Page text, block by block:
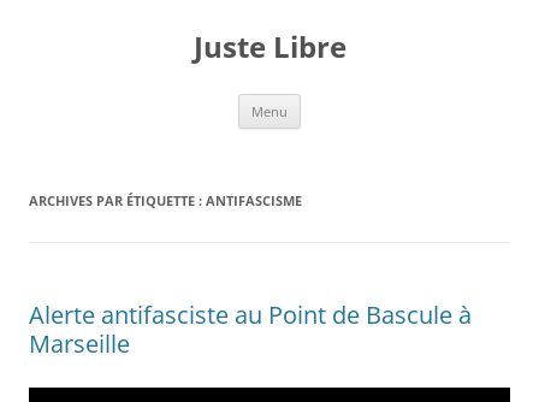
Juste Libre
Menu
ARCHIVES PAR ÉTIQUETTE : ANTIFASCISME
Alerte antifasciste au Point de Bascule à
Marseille